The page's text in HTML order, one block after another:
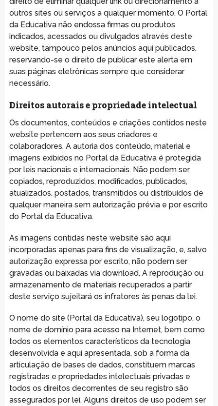
outros sites ou serviços a qualquer momento. O Portal
da Educativa não endossa firmas ou produtos
indicados, acessados ou divulgados através deste
website, tampouco pelos anúncios aqui publicados,
reservando-se o direito de publicar este alerta em
suas páginas eletrônicas sempre que considerar
necessário.
Direitos autorais e propriedade intelectual
Os documentos, conteúdos e criações contidos neste
website pertencem aos seus criadores e
colaboradores. A autoria dos conteúdo, material e
imagens exibidos no Portal da Educativa é protegida
por leis nacionais e internacionais. Não podem ser
copiados, reproduzidos, modificados, publicados,
atualizados, postados, transmitidos ou distribuídos de
qualquer maneira sem autorização prévia e por escrito
do Portal da Educativa.
As imagens contidas neste website são aqui
incorporadas apenas para fins de visualização, e, salvo
autorização expressa por escrito, não podem ser
gravadas ou baixadas via download. A reprodução ou
armazenamento de materiais recuperados a partir
deste serviço sujeitará os infratores às penas da lei.
O nome do site (Portal da Educativa), seu logotipo, o
nome de domínio para acesso na Internet, bem como
todos os elementos característicos da tecnologia
desenvolvida e aqui apresentada, sob a forma da
articulação de bases de dados, constituem marcas
registradas e propriedades intelectuais privadas e
todos os direitos decorrentes de seu registro são
assegurados por lei. Alguns direitos de uso podem ser